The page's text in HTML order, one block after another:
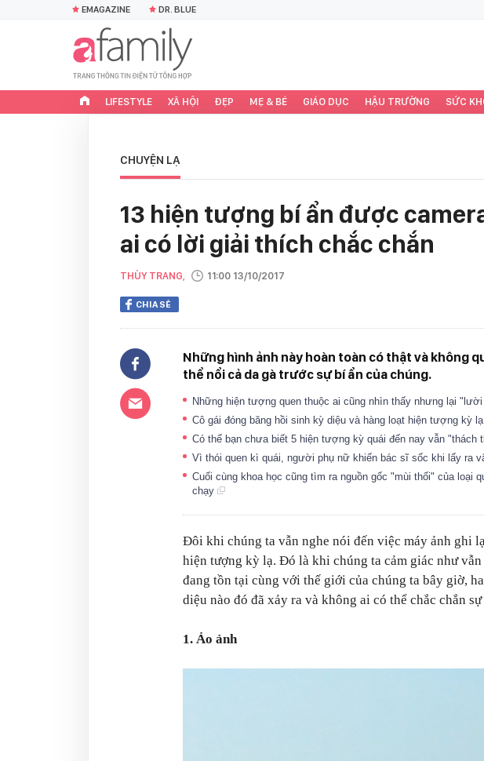
EMAGAZINE DR. BLUE
LIFESTYLE XÃ HỘI ĐẸP MẸ & BÉ GIÁO DỤC HẬU TRƯỜNG SỨC
CHUYỆN LẠ
13 hiện tượng bí ẩn được
ai có lời giải thích chắc chắn
THÙY TRANG, 11:00 13/10/2017
CHIA SẺ
Những hình ảnh này hoàn toàn có thật và không
thể nổi cả da gà trước sự bí ẩn của chúng.
Những hiện tượng quen thuộc ai cũng nhìn thấy nhưng lại
Cô gái đóng băng hồi sinh kỳ diệu và hàng loạt hiện tượng kỳ
Có thể bạn chưa biết 5 hiện tượng kỳ quái đến nay vẫn "thách
Vì thói quen kì quái, người phụ nữ khiến bác sĩ sốc khi lấy ra
Cuối cùng khoa học cũng tìm ra nguồn gốc "mùi thối" của loại
chạy
Đôi khi chúng ta vẫn nghe nói đến việc máy ảnh ghi
hiện tượng kỳ lạ. Đó là khi chúng ta cảm giác như
đang tồn tại cùng với thế giới của chúng ta bây giờ,
diệu nào đó đã xảy ra và không ai có thể chắc chắn sự
1. Ảo ảnh